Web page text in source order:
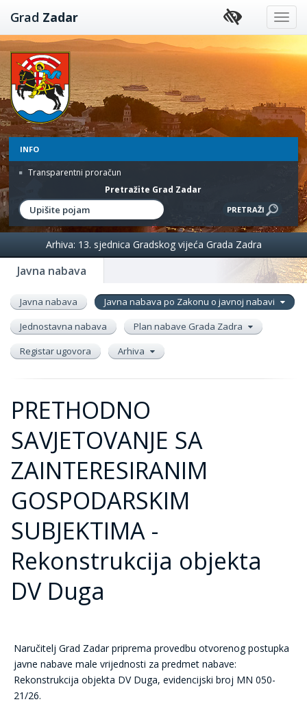
Preskoči
na
sadržaj
Grad Zadar
INFO
Transparentni proračun
Pretražite Grad Zadar
Javna nabava
Arhiva: 13. sjednica Gradskog vijeća Grada Zadra
Javna nabava
Javna nabava po Zakonu o javnoj nabavi
Jednostavna nabava
Plan nabave Grada Zadra
Registar ugovora
Arhiva
PRETHODNO
SAVJETOVANJE SA
ZAINTERESIRANIM
GOSPODARSKIM
SUBJEKTIMA -
Rekonstrukcija objekta
DV Duga
Naručitelj Grad Zadar priprema provedbu otvorenog postupka
javne nabave male vrijednosti za predmet nabave:
Rekonstrukcija objekta DV Duga, evidencijski broj MN 050-
21/26.